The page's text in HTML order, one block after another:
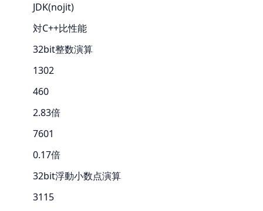
JDK(nojit)
対C++比性能
32bit整数演算
1302
460
2.83倍
7601
0.17倍
32bit浮動小数点演算
3115